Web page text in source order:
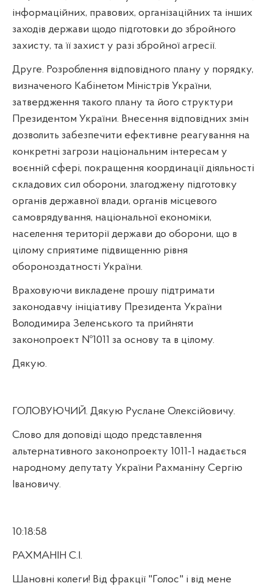
інформаційних, правових, організаційних та інших
заходів держави щодо підготовки до збройного
захисту, та її захист у разі збройної агресії.
Друге. Розроблення відповідного плану у порядку,
визначеного Кабінетом Міністрів України,
затвердження такого плану та його структури
Президентом України. Внесення відповідних змін
дозволить забезпечити ефективне реагування на
конкретні загрози національним інтересам у
воєнній сфері, покращення координації діяльності
складових сил оборони, злагоджену підготовку
органів державної влади, органів місцевого
самоврядування, національної економіки,
населення території держави до оборони, що в
цілому сприятиме підвищенню рівня
обороноздатності України.
Враховуючи викладене прошу підтримати
законодавчу ініціативу Президента України
Володимира Зеленського та прийняти
законопроект №1011 за основу та в цілому.
Дякую.
ГОЛОВУЮЧИЙ. Дякую Руслане Олексійовичу.
Слово для доповіді щодо представлення
альтернативного законопроекту 1011-1 надається
народному депутату України Рахманіну Сергію
Івановичу.
10:18:58
РАХМАНІН С.І.
Шановні колеги! Від фракції "Голос" і від мене